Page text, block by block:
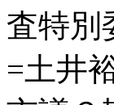
査特別
=土井